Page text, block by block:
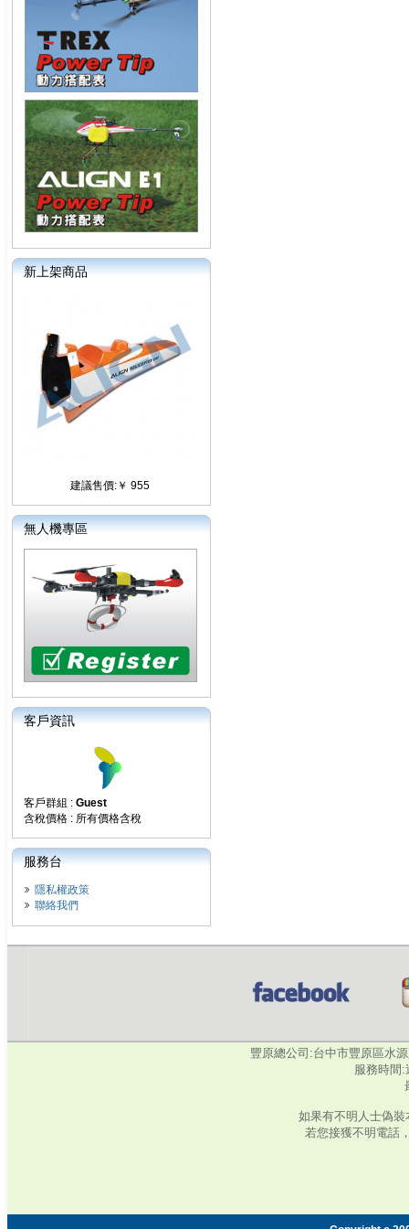
新上架商品
建議售價:￥ 955
無人機專區
客戶資訊
客戶群組 : Guest
含稅價格 : 所有價格含稅
服務台
隱私權政策
聯絡我們
豐原總公司:台中市豐原區水
服務時間:
如果有不明人士偽
若您接獲不明電話